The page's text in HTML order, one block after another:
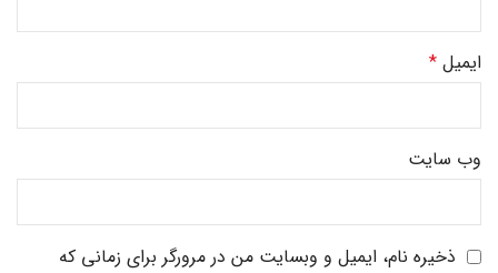
ایمیل *
وب‌ سایت
ذخیره نام، ایمیل و وبسایت من در مرورگر برای زمانی که